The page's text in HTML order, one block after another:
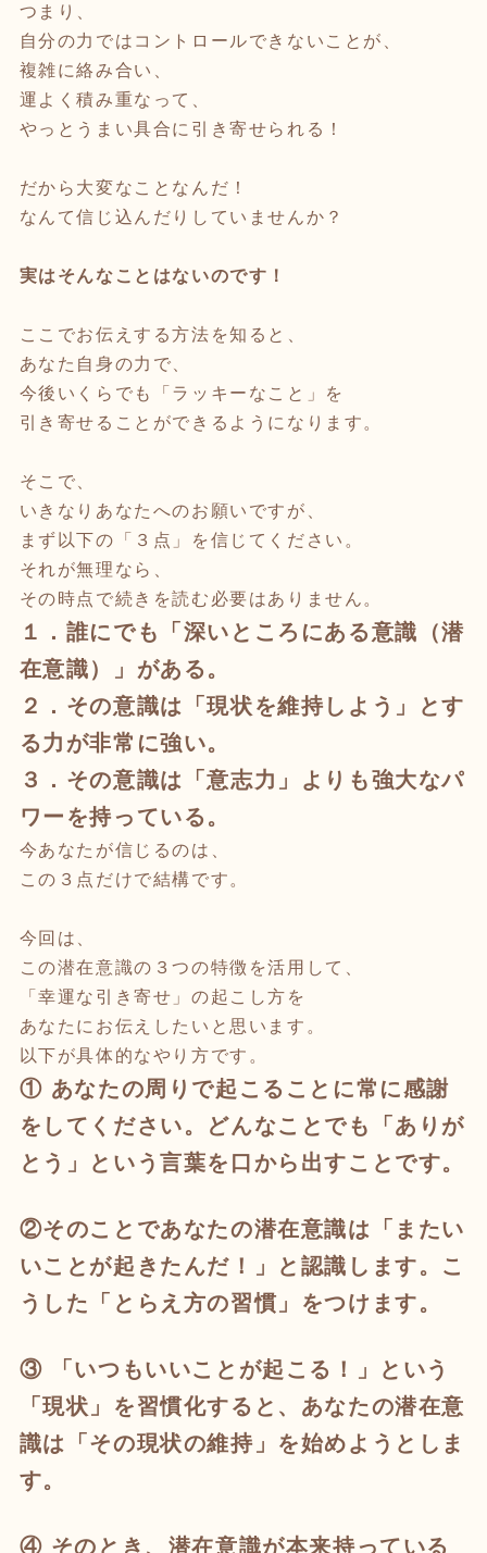
つまり、
自分の力ではコントロールできないことが、
複雑に絡み合い、
運よく積み重なって、
やっとうまい具合に引き寄せられる！
だから大変なことなんだ！
なんて信じ込んだりしていませんか？
実はそんなことはないのです！
ここでお伝えする方法を知ると、
あなた自身の力で、
今後いくらでも「ラッキーなこと」を
引き寄せることができるようになります。
そこで、
いきなりあなたへのお願いですが、
まず以下の「３点」を信じてください。
それが無理なら、
その時点で続きを読む必要はありません。
１．誰にでも
「深いところにある意識（潜
在意識）」がある。
２．その意識は
「現状を維持しよう」とす
る力が非常に強い。
３．その意識は
「意志力」
よりも強大なパ
ワーを持っている。
今あなたが信じるのは、
この３点だけで結構です。
今回は、
この潜在意識の３つの特徴を活用して、
「幸運な引き寄せ」の起こし方を
あなたにお伝えしたいと思います。
以下が具体的なやり方です。
① あなたの周りで起こることに常に感謝
をしてください。
どんなことでも「ありが
とう」という言葉を口から出すことです。
②そのことであなたの潜在意識は
「またい
いことが起きたんだ！」と認識します。 こ
うした「とらえ方の習慣」をつけます。
③ 「いつもいいことが起こる！」
という
「現状」を習慣化すると、 あなたの潜在意
識は「その現状の維持」を始めようとしま
す。
④ そのとき 、 潜在意識が本来持っている